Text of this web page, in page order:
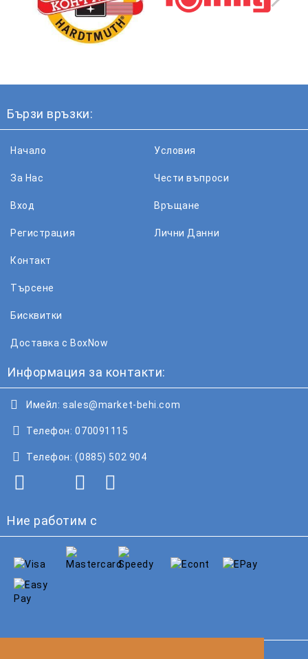
Бързи връзки:
Начало
За Нас
Вход
Регистрация
Условия
Чести въпроси
Връщане
Лични Данни
Контакт
Търсене
Бисквитки
Доставка с BoxNow
Информация за контакти:
Имейл: sales@market-behi.com
Телефон: 070091115
Телефон: (0885) 502 904
Ние работим с